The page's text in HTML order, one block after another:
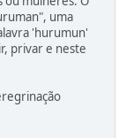
uma
'hurumun'
privar e neste